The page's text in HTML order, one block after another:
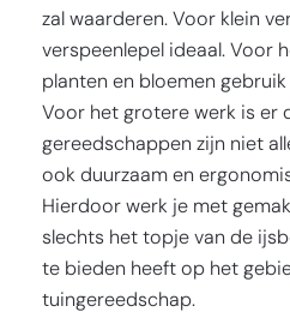
zal waarderen. Voor klein
verspeenlepel ideaal. Voor
planten en bloemen
Voor het grotere werk is er
gereedschappen zijn niet
ook duurzaam en
Hierdoor werk je met
slechts het topje van de
te bieden heeft op het
tuingereedschap.